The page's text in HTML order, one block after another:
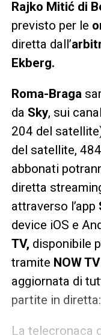
Rajko Mitić di
previsto per le
diretta dall’
Ekberg.
Roma-Braga
da Sky, sui
204 del
del satellite,
abbonati
diretta
attraverso l’app
device iOS e
TV, disponibile
tramite NOW
aggiornata di
partite in diretta:
La telecronaca